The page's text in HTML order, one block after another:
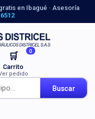
en Ibagué · Asesoría
Buscar
🛒 0
Carrito
pedido